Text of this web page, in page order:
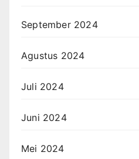
September 2024
Agustus 2024
Juli 2024
Juni 2024
Mei 2024